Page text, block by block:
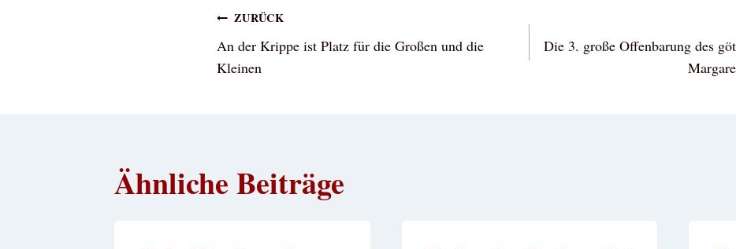
Beitragsnavigation
ZURÜCK
An der Krippe ist Platz für die Großen und die
Kleinen
Die 3. große Offenbarung des
Ähnliche Beiträge